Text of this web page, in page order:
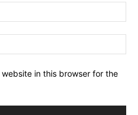
in this browser for the